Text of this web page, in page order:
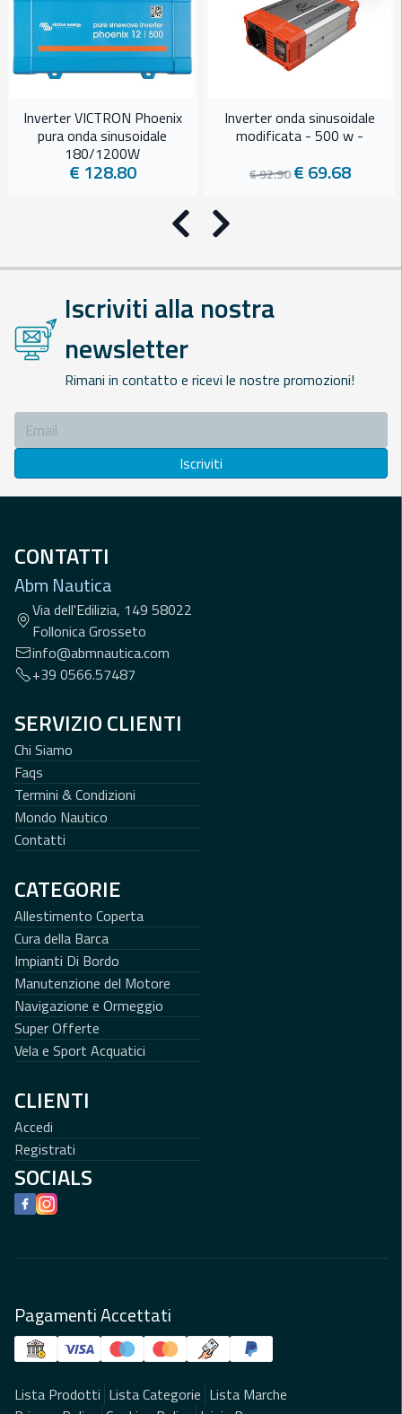
Inverter VICTRON Phoenix
pura onda sinusoidale
180/1200W
€ 128.80
Inverter onda sinusoidale
modificata - 500 w -
€ 92.90€ 69.68
Precedente
Successivo
Iscriviti alla nostra
newsletter
Rimani in contatto e ricevi le nostre promozioni!
Iscriviti
CONTATTI
Abm Nautica
Via dell'Edilizia, 149 58022
Follonica Grosseto
info@abmnautica.com
+39 0566.57487
SERVIZIO CLIENTI
Chi Siamo
Faqs
Termini & Condizioni
Mondo Nautico
Contatti
CATEGORIE
Allestimento Coperta
Cura della Barca
Impianti Di Bordo
Manutenzione del Motore
Navigazione e Ormeggio
Super Offerte
Vela e Sport Acquatici
CLIENTI
Accedi
Registrati
SOCIALS
Facebook
Instagram
Pagamenti Accettati
Lista Prodotti Lista Categorie Lista Marche